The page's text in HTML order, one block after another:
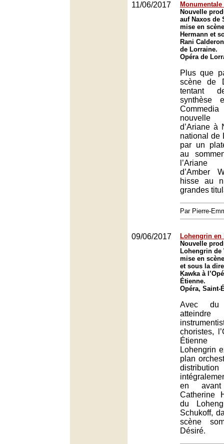
11/06/2017
Monumentale
Nouvelle
auf Naxos de
mise en
Hermann et
Rani
de Lorraine.
Opéra de
Plus que
scène de
tentant
synthèse
d’Ariane à
national de
par un
au
l’Ariane
d’Amber
hisse au
grandes
Par Pierre-
09/06/2017
Lohengrin en
Nouvelle
Lohengrin de
mise en
et sous la
Kawka à
Étienne.
Opéra, Saint-
Avec du
atteindre
choristes,
Lohengrin
plan
en
Catherine
du
Schukoff,
scène
Désiré.